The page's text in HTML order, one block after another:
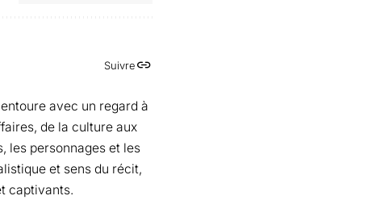
Suivre
avec un regard à
de la culture aux
les personnages et les
et sens du récit,
captivants.